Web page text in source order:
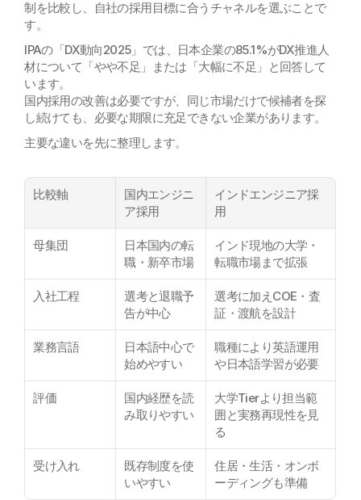
制を比較し、自社の採用目標に合うチャネルを選ぶことで
す。
IPAの「DX動向2025」では、日本企業の85.1%がDX推進人
材について「やや不足」または「大幅に不足」と回答して
います。
国内採用の改善は必要ですが、同じ市場だけで候補者を探
し続けても、必要な期限に充足できない企業があります。
主要な違いを先に整理します。
比較軸
国内エンジニ
ア採用
インドエンジニア採
用
母集団
日本国内の転
職・新卒市場
インド現地の大学・
転職市場まで拡張
入社工程
選考と退職予
告が中心
選考に加えCOE・査
証・渡航を設計
業務言語
日本語中心で
始めやすい
職種により英語運用
や日本語学習が必要
評価
国内経歴を読
み取りやすい
大学Tierより担当範
囲と実務再現性を見
る
受け入れ
既存制度を使
いやすい
住居・生活・オンボ
ーディングも準備